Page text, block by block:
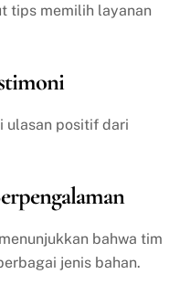
tips memilih layanan
ulasan positif dari
bahwa tim
jenis bahan.